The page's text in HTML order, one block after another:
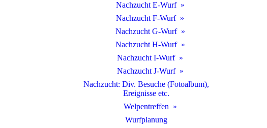
Nachzucht E-Wurf
Nachzucht F-Wurf
Nachzucht G-Wurf
Nachzucht H-Wurf
Nachzucht I-Wurf
Nachzucht J-Wurf
Nachzucht: Div. Besuche (Fotoalbum),
Ereignisse etc.
Welpentreffen
Wurfplanung